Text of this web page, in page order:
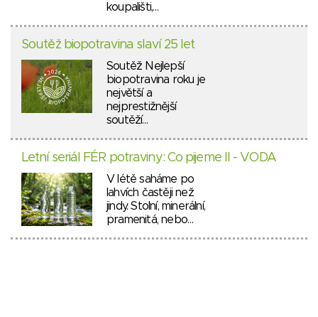
koupališti,…
Soutěž biopotravina slaví 25 let
Soutěž Nejlepší
biopotravina roku je
největší a
nejprestižnější
soutěží…
Letní seriál FÉR potraviny: Co pijeme II - VODA
V létě saháme po
lahvích častěji než
jindy. Stolní, minerální,
pramenitá, nebo…